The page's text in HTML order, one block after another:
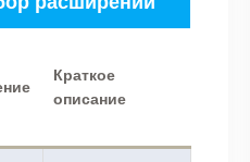
Краткое
описание